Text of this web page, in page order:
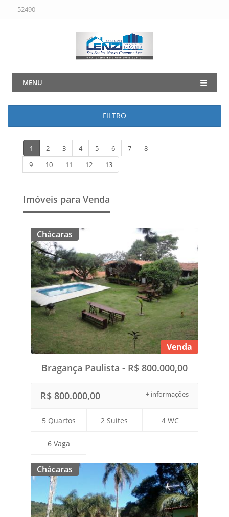
52490
MENU
FILTRO
1 2 3 4 5 6 7
8
9
10 11 12 13
Imóveis para Venda
Chácaras
Venda
Bragança Paulista - R$ 800.000,00
+ informações
R$ 800.000,00
5 Quartos 2 Suítes 4 WC
6 Vaga
Chácaras